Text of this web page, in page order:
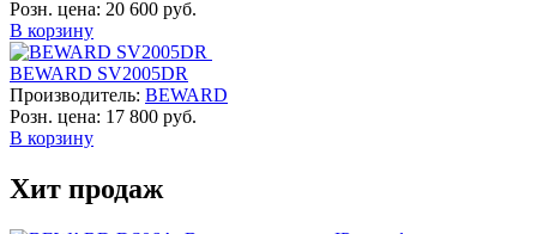
Розн. цена: 20 600 руб.
В корзину
BEWARD SV2005DR
Производитель: BEWARD
Розн. цена: 17 800 руб.
В корзину
Хит продаж